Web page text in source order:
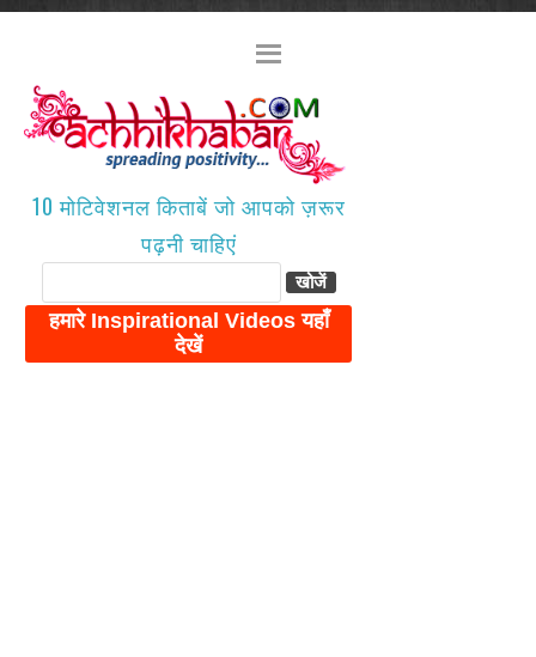
10 मोटिवेशनल किताबें जो आपको ज़रूर
पढ़नी चाहिएं